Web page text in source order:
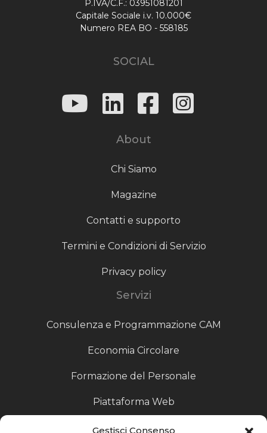
Gestisci Consenso
P.IVA/C.F.: 03951081201
Capitale Sociale i.v. 10.000€
Numero REA BO - 558185
SOCIAL
About
Chi Siamo
Magazine
Contatti e supporto
Termini e Condizioni di Servizio
Privacy policy
Servizi
Consulenza e Programmazione CAM
Economia Circolare
Formazione del Personale
Piattaforma Web
Scouting fornitori